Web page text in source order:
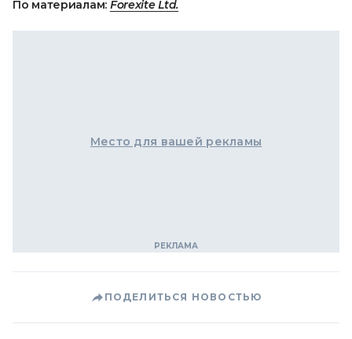
По материалам: Forexite Ltd.
Место для вашей рекламы
ПОДЕЛИТЬСЯ НОВОСТЬЮ